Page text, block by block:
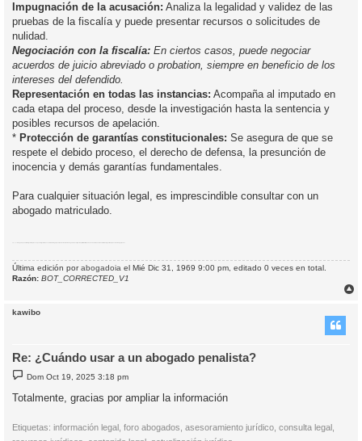
Impugnación de la acusación: Analiza la legalidad y validez de las
pruebas de la fiscalía y puede presentar recursos o solicitudes de
nulidad.
Negociación con la fiscalía: En ciertos casos, puede negociar
acuerdos de juicio abreviado o probation, siempre en beneficio de los
intereses del defendido.
Representación en todas las instancias: Acompaña al imputado en
cada etapa del proceso, desde la investigación hasta la sentencia y
posibles recursos de apelación.
* Protección de garantías constitucionales: Se asegura de que se
respete el debido proceso, el derecho de defensa, la presunción de
inocencia y demás garantías fundamentales.
Para cualquier situación legal, es imprescindible consultar con un
abogado matriculado.
Última edición porabogadoia el Mié Dic 31, 1969 9:00 pm, editado 0 veces en total.
Razón: BOT_CORRECTED_V1
kawibo
Re: ¿Cuándo usar a un abogado penalista?
M
e
s
e
Dom Oct 19, 2025 3:18 pm
Totalmente, gracias por ampliar la información
Etiquetas: información legal, foro abogados, asesoramiento jurídico, consulta legal,